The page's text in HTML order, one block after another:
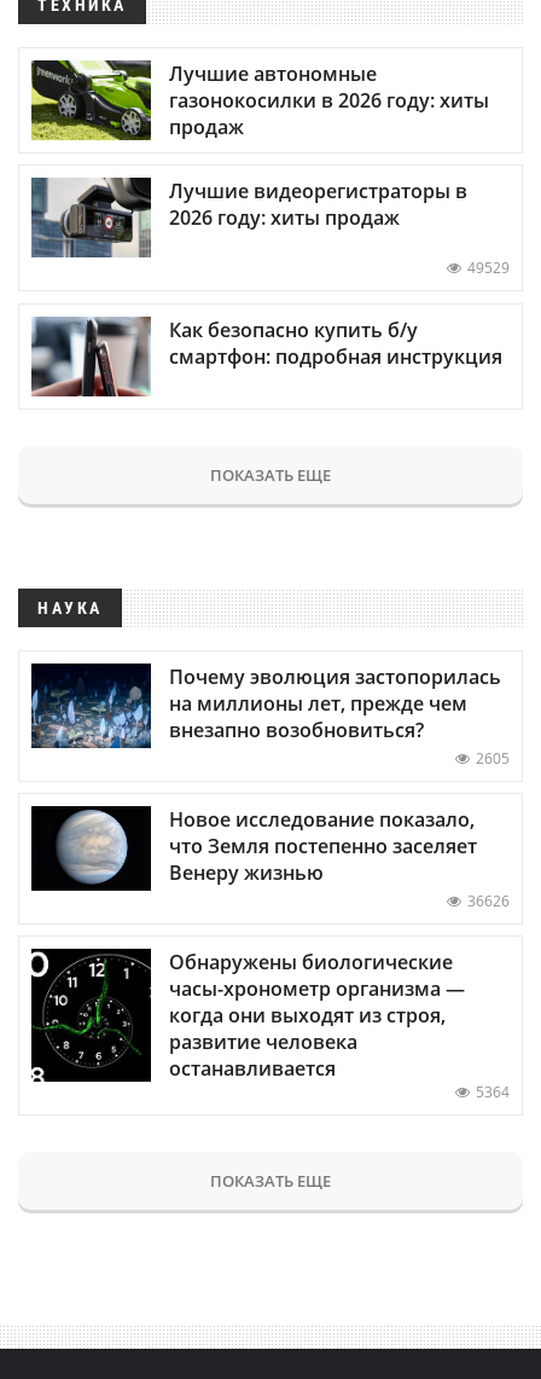
ТЕХНИКА
Лучшие автономные
газонокосилки в 2026 году: хиты
продаж
Лучшие видеорегистраторы в
2026 году: хиты продаж
49529
Как безопасно купить б/у
смартфон: подробная инструкция
ПОКАЗАТЬ ЕЩЕ
НАУКА
Почему эволюция застопорилась
на миллионы лет, прежде чем
внезапно возобновиться?
2605
Новое исследование показало,
что Земля постепенно заселяет
Венеру жизнью
36626
Обнаружены биологические
часы-хронометр организма —
когда они выходят из строя,
развитие человека
останавливается
5364
ПОКАЗАТЬ ЕЩЕ